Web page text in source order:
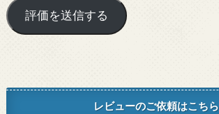
レビューのご依頼はこちら